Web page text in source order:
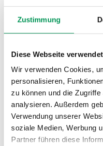
Zustimmung
Diese Webseite
Wir verwenden Cookies,
personalisieren,
zu können und die
analysieren. Außerdem
Verwendung unserer
soziale Medien, Werbung
Partner führen diese
Referenzen
Über BISON
Group Management
News
Close Karriere Open
Karriere bei
Ausbildung bei